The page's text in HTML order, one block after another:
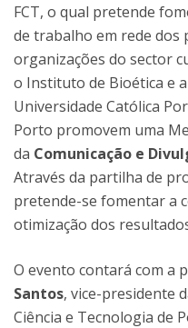
FCT, o qual pretende
de trabalho em rede dos
organizações do sector
o Instituto de Bioética e
Universidade Católica
Porto promovem uma
da Comunicação e
Através da partilha de
pretende-se fomentar a
otimização dos
O evento contará com a
Santos, vice-presidente
Ciência e Tecnologia de